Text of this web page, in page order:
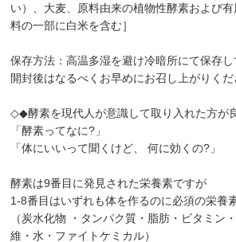
い）、大麦、原料由来の植物性酵素および
料の一部に白米を含む］
保存方法：高温多湿を避け冷暗所にて保存し
開封後はなるべくお早めにお召し上がりくだ
◇◆酵素を現代人が意識して取り入れた方
「酵素ってなに?」
「体にいいって聞くけど、 何に効くの?」
酵素は9番目に発見された栄養素ですが
1-8番目はいずれも体を作るのに必須の栄養
（炭水化物 ・タンパク質・脂肪・ビタミン
維・水・ファイトケミカル）